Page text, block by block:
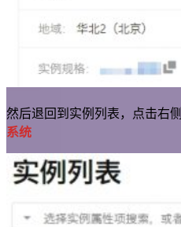
然后退回到实例列表，点击右侧
系统